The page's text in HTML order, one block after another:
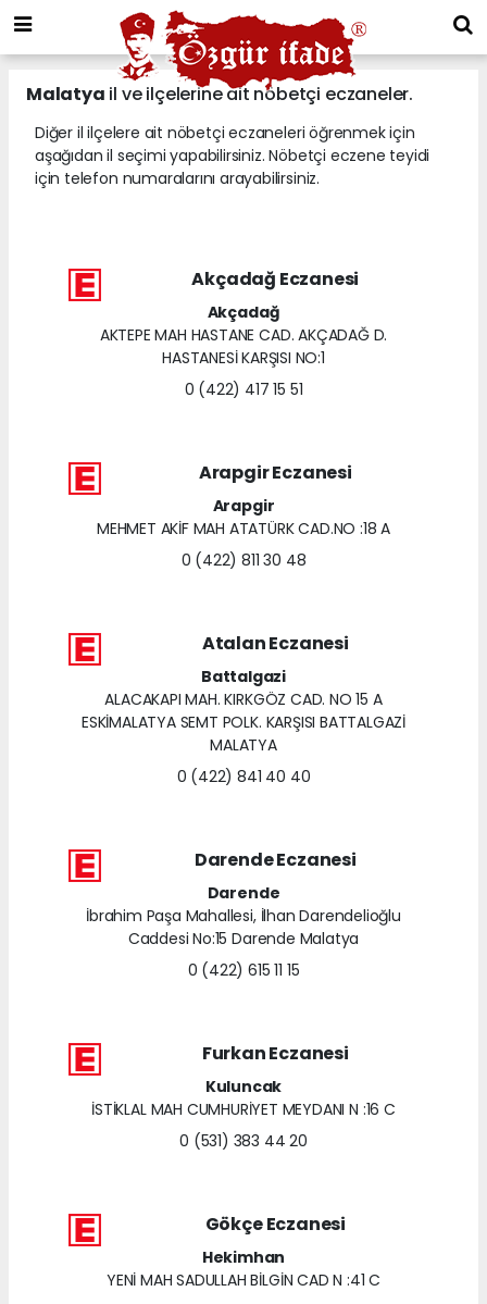
Malatya il ve ilçelerine ait nöbetçi eczaneler.
Diğer il ilçelere ait nöbetçi eczaneleri öğrenmek için
aşağıdan il seçimi yapabilirsiniz. Nöbetçi eczene teyidi
için telefon numaralarını arayabilirsiniz.
Akçadağ Eczanesi
Akçadağ
AKTEPE MAH HASTANE CAD. AKÇADAĞ D.
HASTANESİ KARŞISI NO:1
0 (422) 417 15 51
Arapgir Eczanesi
Arapgir
MEHMET AKİF MAH ATATÜRK CAD.NO :18 A
0 (422) 811 30 48
Atalan Eczanesi
Battalgazi
ALACAKAPI MAH. KIRKGÖZ CAD. NO 15 A
ESKİMALATYA SEMT POLK. KARŞISI BATTALGAZİ
MALATYA
0 (422) 841 40 40
Darende Eczanesi
Darende
İbrahim Paşa Mahallesi, İlhan Darendelioğlu
Caddesi No:15 Darende Malatya
0 (422) 615 11 15
Furkan Eczanesi
Kuluncak
İSTİKLAL MAH CUMHURİYET MEYDANI N :16 C
0 (531) 383 44 20
Gökçe Eczanesi
Hekimhan
YENİ MAH SADULLAH BİLGİN CAD N :41 C